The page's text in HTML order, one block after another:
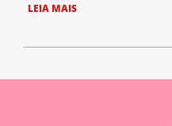
LEIA MAIS